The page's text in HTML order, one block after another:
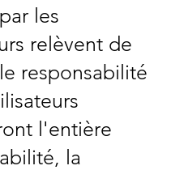
les
relèvent de
responsabilité
l'entière
la